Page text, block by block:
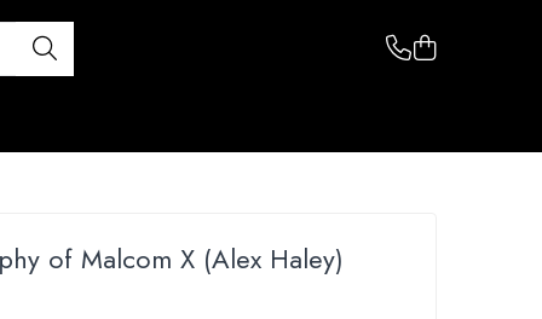
of Malcom X (Alex Haley)